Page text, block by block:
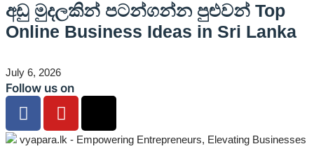
අඩු මුදලකින් පටන්ගන්න පුළුවන් Top
Online Business Ideas in Sri Lanka
July 6, 2026
Follow us on